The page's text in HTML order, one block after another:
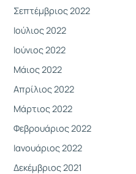
Σεπτέμβριος 2022
Ιούλιος 2022
Ιούνιος 2022
Μάιος 2022
Απρίλιος 2022
Μάρτιος 2022
Φεβρουάριος 2022
Ιανουάριος 2022
Δεκέμβριος 2021